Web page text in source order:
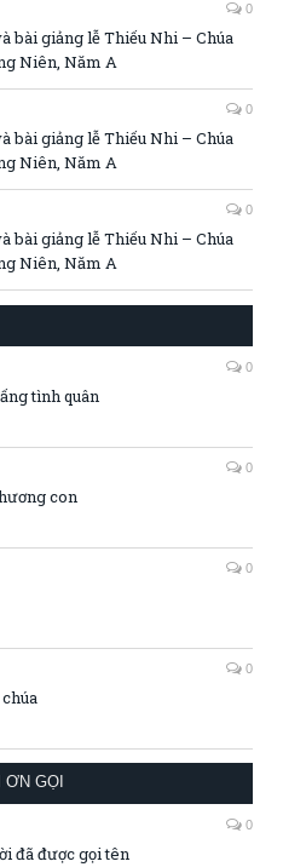
0
bài giảng lễ Thiếu Nhi – Chúa
Niên, Năm A
0
bài giảng lễ Thiếu Nhi – Chúa
Niên, Năm A
0
bài giảng lễ Thiếu Nhi – Chúa
Niên, Năm A
0
tình quân
0
con
0
0
ƠN GỌI
0
đã được gọi tên